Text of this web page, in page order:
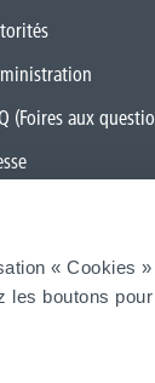
« Cookies
les boutons
(Foires aux